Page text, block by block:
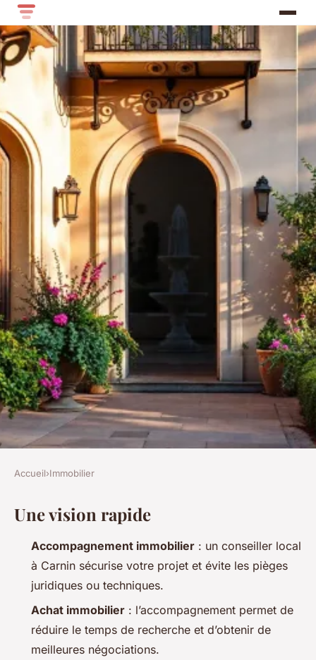
Découvrez notre expertise en
immobilier à Carnin pour un
projet réussi
Dulce 02/04/2026 10:04 9 min de lecture
Accueil›Immobilier
Une vision rapide
Accompagnement immobilier : un conseiller local
à Carnin sécurise votre projet et évite les pièges
juridiques ou techniques.
Achat immobilier : l’accompagnement permet de
réduire le temps de recherche et d’obtenir de
meilleures négociations.